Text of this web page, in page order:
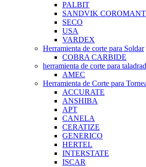
PALBIT
SANDVIK COROMANT
SECO
USA
VARDEX
Herramienta de corte para Soldar
COBRA CARBIDE
herramienta de corte para
AMEC
Herramienta de Corte para
ACCURATE
ANSHIBA
APT
CANELA
CERATIZE
GENERICO
HERTEL
INTERSTATE
ISCAR